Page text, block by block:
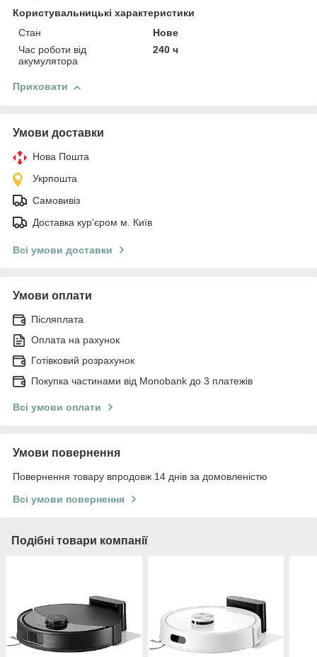
Користувальницькі характеристики
Стан
Нове
Час роботи від
акумулятора
240 ч
Приховати
Умови доставки
Нова Пошта
Укрпошта
Самовивіз
Доставка кур'єром м. Київ
Всі умови доставки
Умови оплати
Післяплата
Оплата на рахунок
Готівковий розрахунок
Покупка частинами від Monobank до 3 платежів
Всі умови оплати
Умови повернення
Повернення товару впродовж 14 днів за домовленістю
Всі умови повернення
Подібні товари компанії